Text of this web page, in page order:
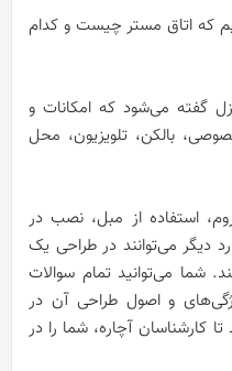
که اتاق مستر چیست و کدام
گفته می‌شود که امکانات و
بالکن، تلویزیون، محل
استفاده از مبل، نصب در
دیگر می‌توانند در طراحی یک
شما می‌توانید تمام سوالات
و اصول طراحی آن در
آچاره، شما را در